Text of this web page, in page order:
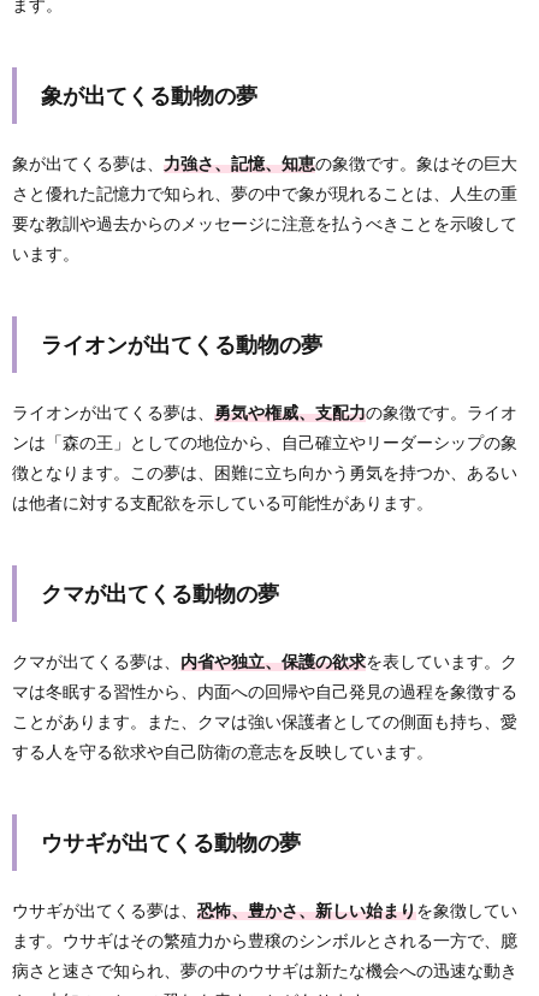
象が出てくる動物の夢
象が出てくる夢は、 力強さ、記憶、知恵の象徴です。象はその巨大
さと優れた記憶力で知られ、夢の中で象が現れることは、人生の重
要な教訓や過去からのメッセージに注意を払うべきことを示唆して
います。
ライオンが出てくる動物の夢
ライオンが出てくる夢は、 勇気や権威、支配力の象徴です。ライオ
ンは「森の王」としての地位から、自己確立やリーダーシップの象
徴となります。この夢は、困難に立ち向かう勇気を持つか、あるい
は他者に対する支配欲を示している可能性があります。
クマが出てくる動物の夢
クマが出てくる夢は、 内省や独立、保護の欲求を表しています。ク
マは冬眠する習性から、内面への回帰や自己発見の過程を象徴する
ことがあります。また、クマは強い保護者としての側面も持ち、愛
する人を守る欲求や自己防衛の意志を反映しています。
ウサギが出てくる動物の夢
ウサギが出てくる夢は、 恐怖、豊かさ、新しい始まりを象徴してい
ます。ウサギはその繁殖力から豊穣のシンボルとされる一方で、臆
病さと速さで知られ、夢の中のウサギは新たな機会への迅速な動き